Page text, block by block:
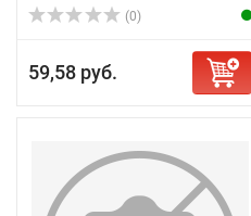
(0)
59,58 руб.